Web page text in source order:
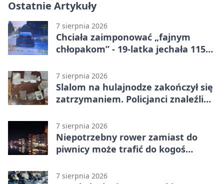
Ostatnie Artykuły
7 sierpnia 2026
Chciała zaimponować „fajnym
chłopakom” - 19-latka jechała 115
7 sierpnia 2026
Slalom na hulajnodze zakończył się
zatrzymaniem. Policjanci znaleźli
7 sierpnia 2026
Niepotrzebny rower zamiast do
piwnicy może trafić do kogoś
7 sierpnia 2026